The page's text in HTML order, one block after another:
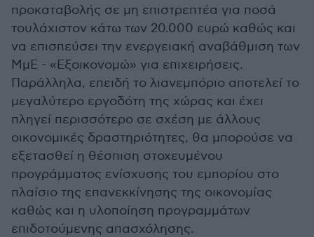
προκαταβολής σε μη επιστρεπτέα για ποσά
τουλάχιστον κάτω των 20.000 ευρώ καθώς και
να επισπεύσει την ενεργειακή αναβάθμιση των
ΜμΕ - «Εξοικονομώ» για επιχειρήσεις.
Παράλληλα, επειδή το λιανεμπόριο αποτελεί το
μεγαλύτερο εργοδότη της χώρας και έχει
πληγεί περισσότερο σε σχέση με άλλους
οικονομικές δραστηριότητες, θα μπορούσε να
εξετασθεί η θέσπιση στοχευμένου
προγράμματος ενίσχυσης του εμπορίου στο
πλαίσιο της επανεκκίνησης της οικονομίας
καθώς και η υλοποίηση προγραμμάτων
επιδοτούμενης απασχόλησης.